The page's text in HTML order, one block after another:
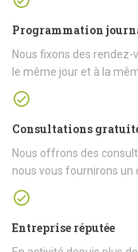
Programmation
Nous fixons des
le même jour et à la
Consultations
Nous offrons des
nous vous fournirons un
Entreprise réputée